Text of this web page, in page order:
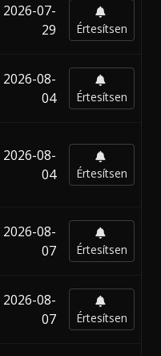
2026-07-
29
Értesítsen
2026-08-
04
Értesítsen
2026-08-
04
Értesítsen
2026-08-
07
Értesítsen
2026-08-
07
Értesítsen